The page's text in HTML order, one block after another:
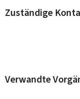
Zuständige
Verwandte